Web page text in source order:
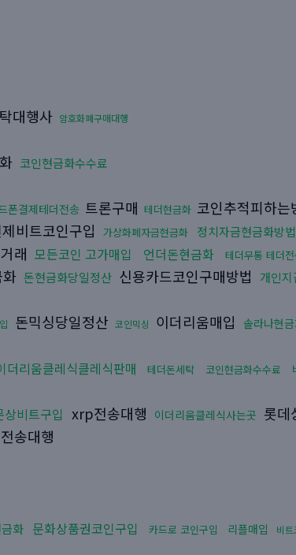
대행사 암호화폐구매대행
코인현금화수수료
폰결제테더전송 트론구매 테더현금화 코인추적피하는
비트코인구입 가상화폐자금현금화 정치자금현금화방법
래 모든코인 고가매입 언더돈현금화 테더무통 테더
돈현금화당일정산 신용카드코인구매방법 개인
돈믹싱당일정산 코인믹싱 이더리움매입 솔라나현
더리움클레식클레식판매 테더돈세탁 코인현금화수수료
상비트구입 xrp전송대행 이더리움클레식사는곳 롯데
송대행
화 문화상품권코인구입 카드로 코인구입 리플매입 비